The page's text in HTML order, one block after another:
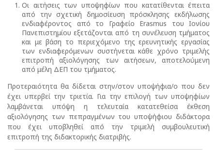
Οι αιτήσεις των υποψηφίων που κατατίθενται έπειτα
από την σχετική δημοσίευση πρόσκλησης εκδήλωσης
ενδιαφέροντος από το Γραφείο Erasmus του Ιονίου
Πανεπιστημίου εξετάζονται από τη συνέλευση τμήματος
και με βάση το περιεχόμενο της ερευνητικής εργασίας
των ενδιαφερόμενων συστήνεται κάθε χρόνο τριμελής
επιτροπή αξιολόγησης των αιτήσεων, αποτελούμενη
από μέλη ΔΕΠ του τμήματος.
Προτεραιότητα θα δίδεται στην/στον υποψήφια/ο που δεν
έχει υπερβεί την τριετία. Για την επιλογή των υποψηφίων
λαμβάνεται υπόψη η τελευταία κατατεθείσα έκθεση
αξιολόγησης των πεπραγμένων του υποψήφιου διδάκτορα
που έχει υποβληθεί από την τριμελή συμβουλευτική
επιτροπή της διδακτορικής διατριβής.